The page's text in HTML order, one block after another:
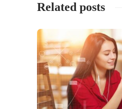
Related posts